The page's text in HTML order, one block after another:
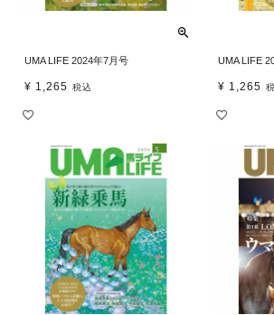
UMA LIFE 2024年7月号
¥ 1,265 税込
UMA LIFE
¥ 1,265